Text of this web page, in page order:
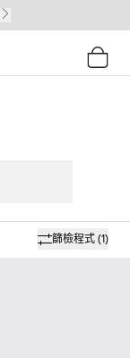
篩檢程式(1)